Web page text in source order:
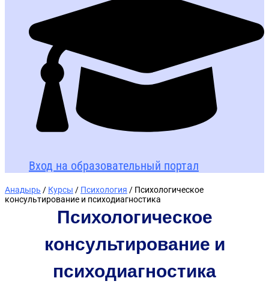
Вход на образовательный портал
Анадырь / Курсы / Психология / Психологическое
консультирование и психодиагностика
Психологическое
консультирование и
психодиагностика